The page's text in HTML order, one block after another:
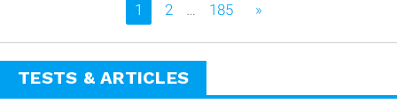
Vous êtes sur la page
1 2 … 185 »
TESTS & ARTICLES